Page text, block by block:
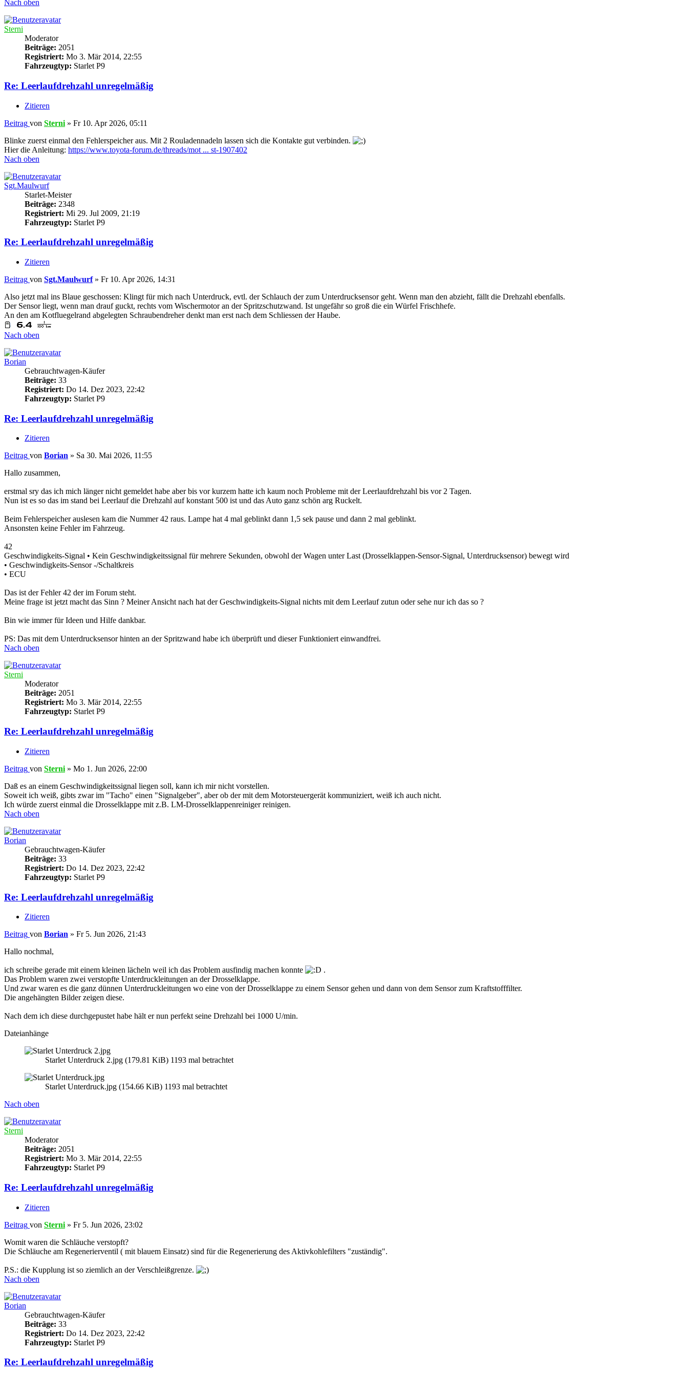
Nach oben
Sterni
Moderator
Beiträge: 2051
Registriert: Mo 3. Mär 2014, 22:55
Fahrzeugtyp: Starlet P9
Re: Leerlaufdrehzahl unregelmäßig
Zitieren
Beitrag von Sterni » Fr 10. Apr 2026, 05:11
Blinke zuerst einmal den Fehlerspeicher aus. Mit 2 Rouladennadeln lassen sich die Kontakte gut verbinden.
Hier die Anleitung: https://www.toyota-forum.de/threads/mot ... st-1907402
Nach oben
Sgt.Maulwurf
Starlet-Meister
Beiträge: 2348
Registriert: Mi 29. Jul 2009, 21:19
Fahrzeugtyp: Starlet P9
Re: Leerlaufdrehzahl unregelmäßig
Zitieren
Beitrag von Sgt.Maulwurf» Fr 10. Apr 2026, 14:31
Also jetzt mal ins Blaue geschossen: Klingt für mich nach Unterdruck, evtl. der Schlauch der zum Unterdrucksensor geht. Wenn man den abzieht, fällt die Drehzahl ebenfalls.
Der Sensor liegt, wenn man drauf guckt, rechts vom Wischermotor an der Spritzschutzwand. Ist ungefähr so groß die ein Würfel Frischhefe.
An den am Kotfluegelrand abgelegten Schraubendreher denkt man erst nach dem Schliessen der Haube.
Nach oben
Borian
Gebrauchtwagen-Käufer
Beiträge: 33
Registriert: Do 14. Dez 2023, 22:42
Fahrzeugtyp: Starlet P9
Re: Leerlaufdrehzahl unregelmäßig
Zitieren
Beitrag von Borian » Sa 30. Mai 2026, 11:55
Hallo zusammen,
erstmal sry das ich mich länger nicht gemeldet habe aber bis vor kurzem hatte ich kaum noch Probleme mit der Leerlaufdrehzahl bis vor 2 Tagen.
Nun ist es so das im stand bei Leerlauf die Drehzahl auf konstant 500 ist und das Auto ganz schön arg Ruckelt.
Beim Fehlerspeicher auslesen kam die Nummer 42 raus. Lampe hat 4 mal geblinkt dann 1,5 sek pause und dann 2 mal geblinkt.
Ansonsten keine Fehler im Fahrzeug.
42
Geschwindigkeits-Signal • Kein Geschwindigkeitssignal für mehrere Sekunden, obwohl der Wagen unter Last (Drosselklappen-Sensor-Signal, Unterdrucksensor) bewegt wird
• Geschwindigkeits-Sensor -/Schaltkreis
• ECU
Das ist der Fehler 42 der im Forum steht.
Meine frage ist jetzt macht das Sinn ? Meiner Ansicht nach hat der Geschwindigkeits-Signal nichts mit dem Leerlauf zutun oder sehe nur ich das so ?
Bin wie immer für Ideen und Hilfe dankbar.
PS: Das mit dem Unterdrucksensor hinten an der Spritzwand habe ich überprüft und dieser Funktioniert einwandfrei.
Nach oben
Sterni
Moderator
Beiträge: 2051
Registriert: Mo 3. Mär 2014, 22:55
Fahrzeugtyp: Starlet P9
Re: Leerlaufdrehzahl unregelmäßig
Zitieren
Beitrag von Sterni » Mo 1. Jun 2026, 22:00
Daß es an einem Geschwindigkeitssignal liegen soll, kann ich mir nicht vorstellen.
Soweit ich weiß, gibts zwar im "Tacho" einen "Signalgeber", aber ob der mit dem Motorsteuergerät kommuniziert, weiß ich auch nicht.
Ich würde zuerst einmal die Drosselklappe mit z.B. LM-Drosselklappenreiniger reinigen.
Nach oben
Borian
Gebrauchtwagen-Käufer
Beiträge: 33
Registriert: Do 14. Dez 2023, 22:42
Fahrzeugtyp: Starlet P9
Re: Leerlaufdrehzahl unregelmäßig
Zitieren
Beitrag von Borian » Fr 5. Jun 2026, 21:43
Hallo nochmal,
ich schreibe gerade mit einem kleinen lächeln weil ich das Problem ausfindig machen konnte
.
Das Problem waren zwei verstopfte Unterdruckleitungen an der Drosselklappe.
Und zwar waren es die ganz dünnen Unterdruckleitungen wo eine von der Drosselklappe zu einem Sensor gehen und dann von dem Sensor zum Kraftstofffilter.
Die angehängten Bilder zeigen diese.
Nach dem ich diese durchgepustet habe hält er nun perfekt seine Drehzahl bei 1000 U/min.
Dateianhänge
Starlet Unterdruck 2.jpg (179.81 KiB) 1193 mal betrachtet
Starlet Unterdruck.jpg (154.66 KiB) 1193 mal betrachtet
Nach oben
Sterni
Moderator
Beiträge: 2051
Registriert: Mo 3. Mär 2014, 22:55
Fahrzeugtyp: Starlet P9
Re: Leerlaufdrehzahl unregelmäßig
Zitieren
Beitrag von Sterni » Fr 5. Jun 2026, 23:02
Womit waren die Schläuche verstopft?
Die Schläuche am Regenerierventil ( mit blauem Einsatz) sind für die Regenerierung des Aktivkohlefilters "zuständig".
P.S.: die Kupplung ist so ziemlich an der Verschleißgrenze.
Nach oben
Borian
Gebrauchtwagen-Käufer
Beiträge: 33
Registriert: Do 14. Dez 2023, 22:42
Fahrzeugtyp: Starlet P9
Re: Leerlaufdrehzahl unregelmäßig